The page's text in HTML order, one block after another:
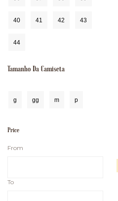
40 41 42 43
44
Tamanho Da Camiseta
g gg m p
Price
From
To